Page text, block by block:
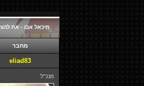
מיכאל אבו - את
מחבר
eliad83
מנכ"ל